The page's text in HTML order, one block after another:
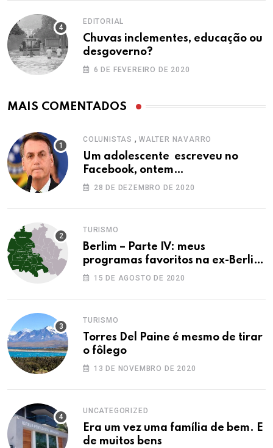
EDITORIAL
Chuvas inclementes, educação ou
desgoverno?
6 DE FEVEREIRO DE 2020
MAIS COMENTADOS
COLUNISTAS , WALTER NAVARRO
Um adolescente escreveu no
Facebook, ontem…
28 DE DEZEMBRO DE 2020
TURISMO
Berlim – Parte IV: meus
programas favoritos na ex-Berlim
Ocidental
15 DE AGOSTO DE 2020
TURISMO
Torres Del Paine é mesmo de tirar
o fôlego
13 DE NOVEMBRO DE 2020
UNCATEGORIZED
Era um vez uma família de bem. E
de muitos bens